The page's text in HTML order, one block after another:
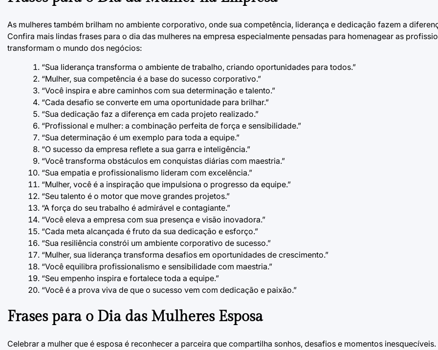
As mulheres também brilham no ambiente corporativo, onde sua competência, liderança e dedicação fazem a
Confira mais lindas frases para o dia das mulheres na empresa especialmente pensadas para homenagear as
transformam o mundo dos negócios:
“Sua liderança transforma o ambiente de trabalho, criando oportunidades para todos.”
“Mulher, sua competência é a base do sucesso corporativo.”
“Você inspira e abre caminhos com sua determinação e talento.”
“Cada desafio se converte em uma oportunidade para brilhar.”
“Sua dedicação faz a diferença em cada projeto realizado.”
“Profissional e mulher: a combinação perfeita de força e sensibilidade.”
“Sua determinação é um exemplo para toda a equipe.”
“O sucesso da empresa reflete a sua garra e inteligência.”
“Você transforma obstáculos em conquistas diárias com maestria.”
“Sua empatia e profissionalismo lideram com excelência.”
“Mulher, você é a inspiração que impulsiona o progresso da equipe.”
“Seu talento é o motor que move grandes projetos.”
“A força do seu trabalho é admirável e contagiante.”
“Você eleva a empresa com sua presença e visão inovadora.”
“Cada meta alcançada é fruto da sua dedicação e esforço.”
“Sua resiliência constrói um ambiente corporativo de sucesso.”
“Mulher, sua liderança transforma desafios em oportunidades de crescimento.”
“Você equilibra profissionalismo e sensibilidade com maestria.”
“Seu empenho inspira e fortalece toda a equipe.”
“Você é a prova viva de que o sucesso vem com dedicação e paixão.”
Frases para o Dia das Mulheres Esposa
Celebrar a mulher que é esposa é reconhecer a parceira que compartilha sonhos, desafios e momentos